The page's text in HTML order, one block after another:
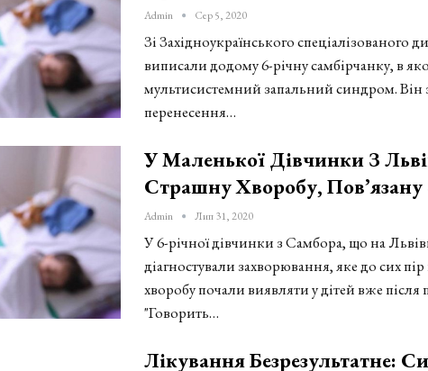
Admin Сер 5, 2020
Зі Західноукраїнського спеціалізованого
виписали додому 6-річну самбірчанку, в
мультисистемний запальний синдром. Він
перенесення…
У Маленької Дівчинки З
Страшну Хворобу, Пов’язану
Admin Лип 31, 2020
У 6-річної дівчинки з Самбора, що на
діагностували захворювання, яке до сих
хворобу почали виявляти у дітей вже
"Говорить…
Лікування Безрезультатне: